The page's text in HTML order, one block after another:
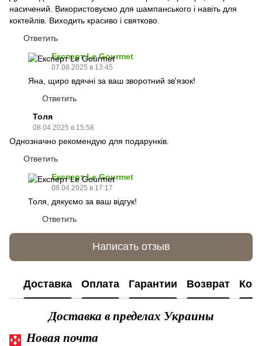
насичений. Використовуємо для шампанського і навіть для
коктейлів. Виходить красиво і святково.
Ответить
Експерт Le Gourmet
07.08.2025 в 13:45
Яна, щиро вдячні за ваш зворотний зв'язок!
Ответить
Толя
08.04.2025 в 15:58
Однозначно рекомендую для подарунків.
Ответить
Експерт Le Gourmet
08.04.2025 в 17:17
Толя, дякуємо за ваш відгук!
Ответить
Написать отзыв
Доставка Оплата Гарантии Возврат
Доставка в пределах Украины
Новая почта